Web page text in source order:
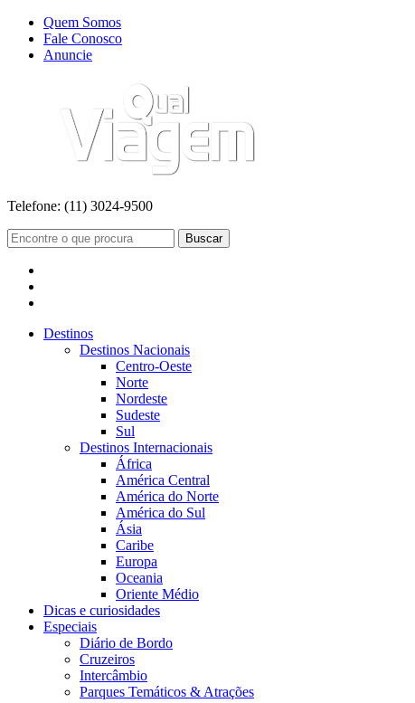
Quem Somos
Fale Conosco
Anuncie
Telefone: (11) 3024-9500
Buscar
Destinos
Destinos Nacionais
Centro-Oeste
Norte
Nordeste
Sudeste
Sul
Destinos Internacionais
África
América Central
América do Norte
América do Sul
Ásia
Caribe
Europa
Oceania
Oriente Médio
Dicas e curiosidades
Especiais
Diário de Bordo
Cruzeiros
Intercâmbio
Parques Temáticos & Atrações